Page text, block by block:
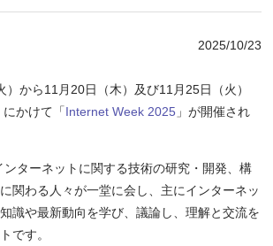
2025/10/23
）から11月20日（木）及び11月25日（火）
かけて「Internet Week 2025 」が開催され
ターネットに関する技術の研究・開発、構
関わる人々が一堂に会し、主にインターネッ
識や最新動向を学び、議論し、理解と交流を
です。